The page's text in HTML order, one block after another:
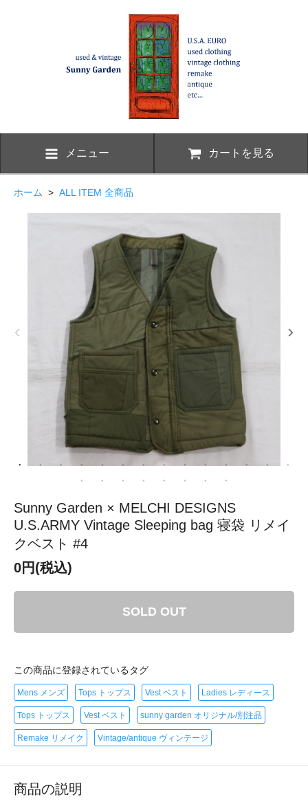
メニュー カートを見る
ホーム > ALL ITEM 全商品
Sunny Garden × MELCHI DESIGNS
U.S.ARMY Vintage Sleeping bag 寝袋 リメイ
クベスト #4
0円(税込)
SOLD OUT
この商品に登録されているタグ
Mens メンズ Tops トップス Vest ベスト Ladies レディース
Tops トップス Vest ベスト sunny garden オリジナル/別注品
Remake リメイク Vintage/antique ヴィンテージ
商品の説明